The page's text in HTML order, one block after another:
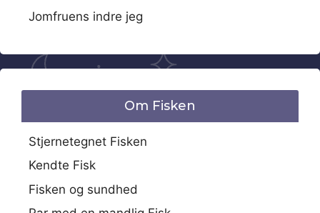
Jomfruens indre jeg
Om Fisken
Stjernetegnet Fisken
Kendte Fisk
Fisken og sundhed